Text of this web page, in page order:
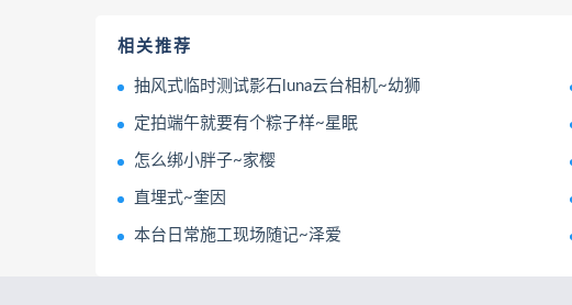
相关推荐
抽风式临时测试影石luna云台相机~幼狮
定拍端午就要有个粽子样~星眠
怎么绑小胖子~家樱
直埋式~奎因
本台日常施工现场随记~泽爱